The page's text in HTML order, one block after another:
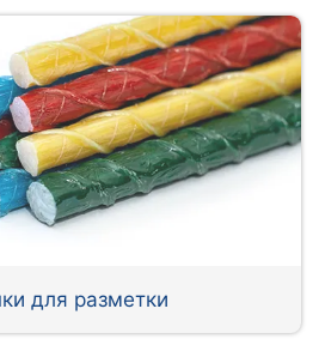
для разметки